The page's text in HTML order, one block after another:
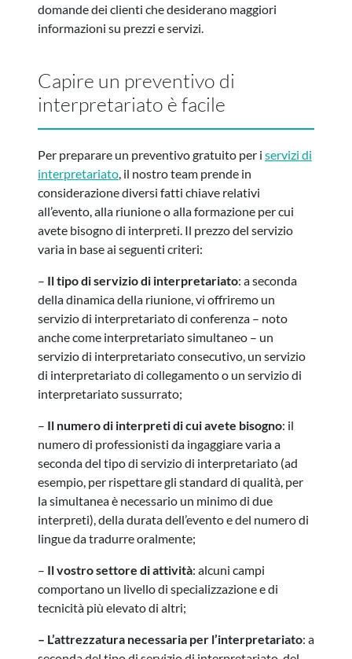
domande dei clienti che desiderano maggiori
informazioni su prezzi e servizi.
Capire un preventivo di
interpretariato è facile
Per preparare un preventivo gratuito per i servizi di
interpretariato, il nostro team prende in
considerazione diversi fatti chiave relativi
all’evento, alla riunione o alla formazione per cui
avete bisogno di interpreti. Il prezzo del servizio
varia in base ai seguenti criteri:
– Il tipo di servizio di interpretariato: a seconda
della dinamica della riunione, vi offriremo un
servizio di interpretariato di conferenza – noto
anche come interpretariato simultaneo – un
servizio di interpretariato consecutivo, un servizio
di interpretariato di collegamento o un servizio di
interpretariato sussurrato;
– Il numero di interpreti di cui avete bisogno: il
numero di professionisti da ingaggiare varia a
seconda del tipo di servizio di interpretariato (ad
esempio, per rispettare gli standard di qualità, per
la simultanea è necessario un minimo di due
interpreti), della durata dell’evento e del numero di
lingue da tradurre oralmente;
– Il vostro settore di attività: alcuni campi
comportano un livello di specializzazione e di
tecnicità più elevato di altri;
– L’attrezzatura necessaria per l’interpretariato: a